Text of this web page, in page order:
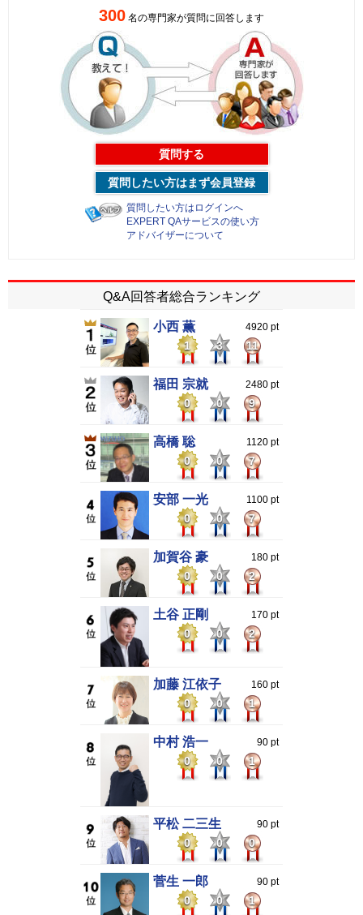
300 名の専門家が質問に回答します
質問する
質問したい方はまず会員登録
質問したい方はログインへ
EXPERT QAサービスの使い方
アドバイザーについて
Q&A回答者総合ランキング
小西 薫 4920 pt
1 3 11
福田 宗就 2480 pt
0 0 9
高橋 聡 1120 pt
0 0 7
安部 一光 1100 pt
0 0 7
加賀谷 豪 180 pt
0 0 2
土谷 正剛 170 pt
0 0 2
加藤 江依子 160 pt
0 0 1
中村 浩一 90 pt
0 0 1
平松 二三生 90 pt
0 0 0
菅生 一郎 90 pt
0 0 1